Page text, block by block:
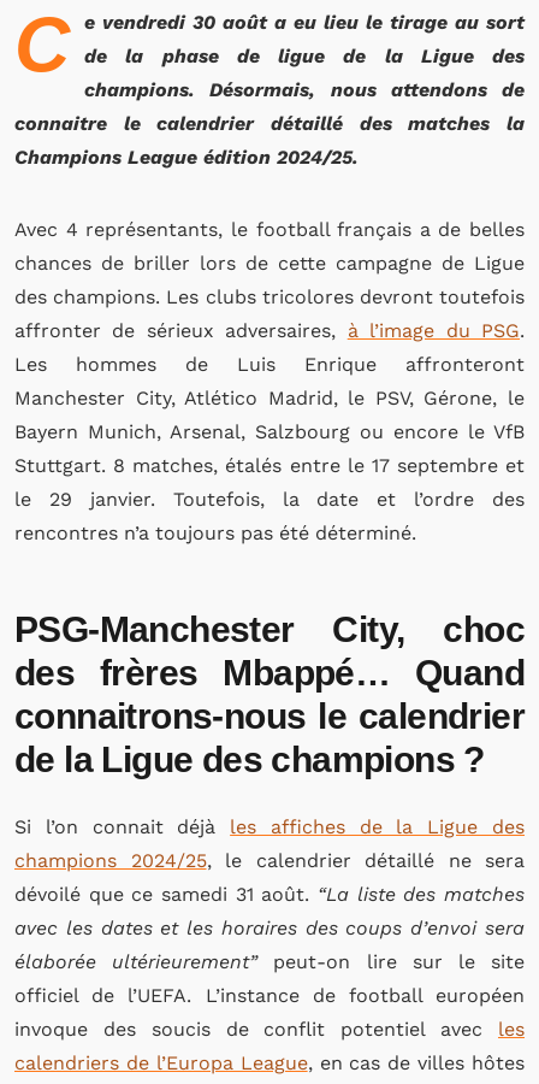
C
e vendredi 30 août a eu lieu le tirage au sort
de la phase de ligue de la Ligue des
champions. Désormais, nous attendons de
connaitre le calendrier détaillé des matches la
Champions League édition 2024/25.
Avec 4 représentants, le football français a de belles
chances de briller lors de cette campagne de Ligue
des champions. Les clubs tricolores devront toutefois
affronter de sérieux adversaires, à l’image du PSG.
Les hommes de Luis Enrique affronteront
Manchester City, Atlético Madrid, le PSV, Gérone, le
Bayern Munich, Arsenal, Salzbourg ou encore le VfB
Stuttgart. 8 matches, étalés entre le 17 septembre et
le 29 janvier. Toutefois, la date et l’ordre des
rencontres n’a toujours pas été déterminé.
PSG-Manchester City, choc
des frères Mbappé… Quand
connaitrons-nous le calendrier
de la Ligue des champions ?
Si l’on connait déjà les affiches de la Ligue des
champions 2024/25, le calendrier détaillé ne sera
dévoilé que ce samedi 31 août. “La liste des matches
avec les dates et les horaires des coups d’envoi sera
élaborée ultérieurement”peut-on lire sur le site
officiel de l’UEFA. L’instance de football européen
invoque des soucis de conflit potentiel avec les
calendriers de l’Europa League, en cas de villes hôtes